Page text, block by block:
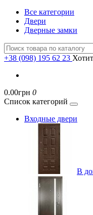
Все категории
Двери
Дверные замки
+38 (098) 195 62 23
0.00грн 0
Список категорий
Входные двери
В